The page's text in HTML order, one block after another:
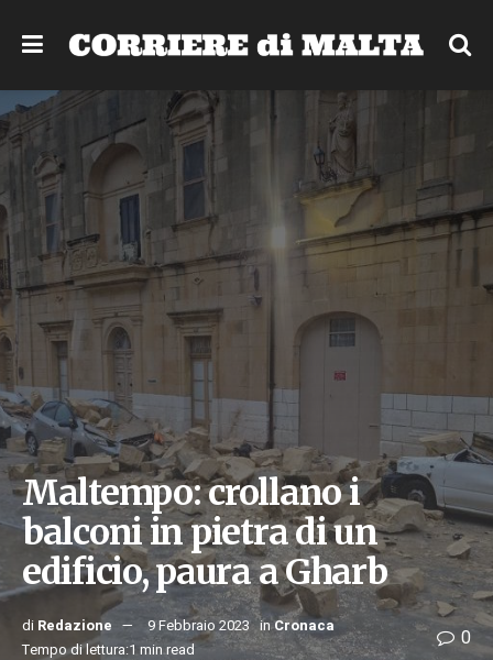
Maltempo: crollano i
balconi in pietra di un
edificio, paura a Gharb
di Redazione 9 Febbraio 2023 in Cronaca
Tempo di lettura:1 min read
0